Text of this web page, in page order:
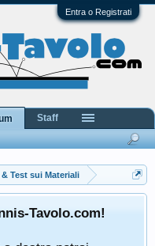
Entra o Registrati
Test sui Materiali
Tavolo.com!
Staff